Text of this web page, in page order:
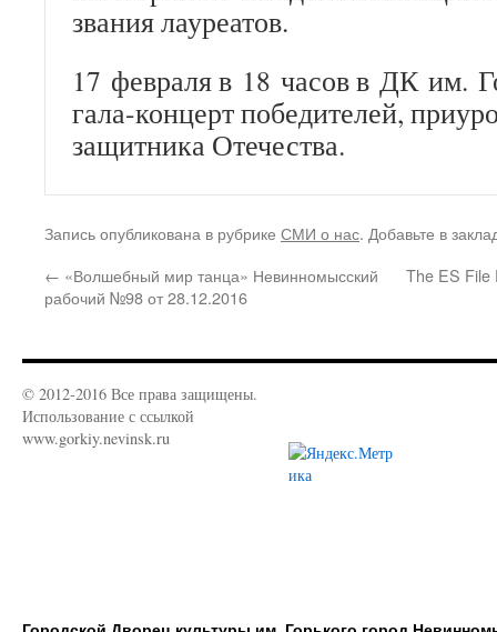
звания лауреатов.
17 февраля в 18 часов в ДК им.
гала-концерт победителей,
защитника Отечества.
Запись опубликована в рубрике СМИ о нас. Добавьте в
← «Волшебный мир танца» Невинномысский
рабочий №98 от 28.12.2016
The ES File
© 2012-2016 Все права защищены.
Использование с ссылкой
www.gorkiy.nevinsk.ru